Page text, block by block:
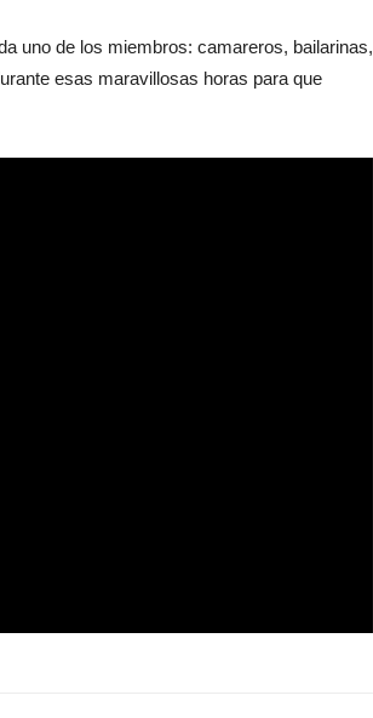
uno de los miembros: camareros, bailarinas,
esas maravillosas horas para que